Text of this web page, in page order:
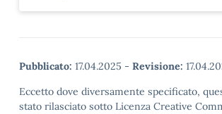
Pubblicato: 17.04.2025 - Revisione:
Eccetto dove diversamente specificato,
stato rilasciato sotto Licenza Creative